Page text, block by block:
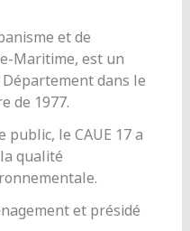
et de
Maritime, est un
dans le
de 1977.
public, le CAUE 17 a
qualité
et présidé